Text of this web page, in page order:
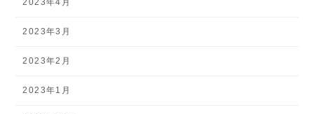
2023年4月
2023年3月
2023年2月
2023年1月